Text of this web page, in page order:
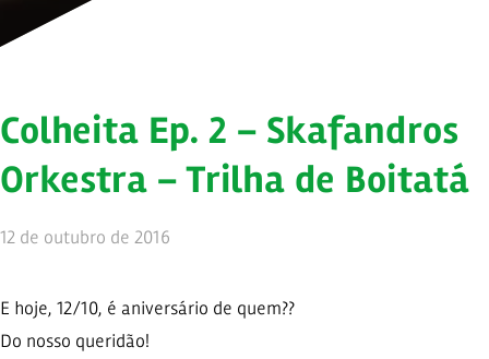
Colheita Ep. 2 – Skafandros
Orkestra – Trilha de Boitatá
12 de outubro de 2016
E hoje, 12/10, é aniversário de quem??
Do nosso queridão!